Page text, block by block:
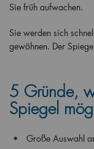
Sie früh aufwachen.
Sie werden sich
gewöhnen. Der
5 Gründe,
Spiegel
Große Auswahl